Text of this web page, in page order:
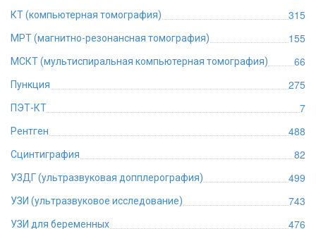
КТ (компьютерная томография) 315
МРТ (магнитно-резонансная томография) 155
МСКТ (мультиспиральная компьютерная томография) 66
Пункция 275
ПЭТ-КТ 7
Рентген 488
Сцинтиграфия 82
УЗДГ (ультразвуковая допплерография) 499
УЗИ (ультразвуковое исследование) 743
УЗИ для беременных 476